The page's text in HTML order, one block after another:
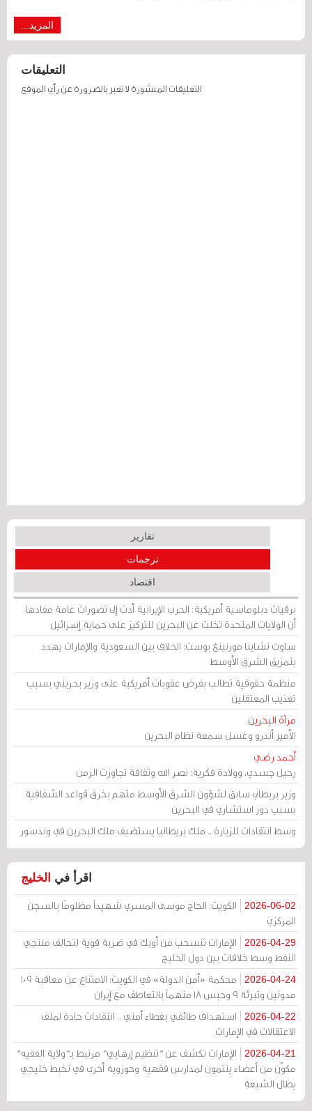
المزيد...
التعليقات
التعليقات المنشورة لا تعبر بالضرورة عن رأي الموقع
تقارير
ترجمات
اقتصاد
برقيات دبلوماسية أمريكية: الحرب الإيرانية أدت إلى تصورات عامة مفادها
أن الولايات المتحدة تخلت عن البحرين للتركيز على حماية إسرائيل
ساوث تشاينا مورنينغ بوست: الخلاف بين السعودية والإمارات يهدد
بتمزيق الشرق الأوسط
منظمة حقوقية تطالب بفرض عقوبات أمريكية على وزير بحريني بسبب
تعذيب المعتقلين
مرآة البحرين
الأمير أندرو وغسل سمعة نظام البحرين
أحمد رضي
رحيل جسدي، وولادة فكرية: نصر الله وثقافة تجاوزت الزمن
وزير بريطاني سابق لشؤون الشرق الأوسط متهم بخرق قواعد الشفافية
بسبب دور استشاري في البحرين
وسط انتقادات للزيارة .. ملك بريطانيا يستضيف ملك البحرين في وندسور
اقرأ في الخليج
2026-06-02
الكويت: الحاج موسى المسري شهيداً مظلومًا بالسجن
المركزي
2026-04-29
الإمارات تنسحب من أوبك في ضربة قوية لتحالف منتجي
النفط وسط خلافات بين دول الخليج
2026-04-24
محكمة «أمن الدولة» في الكويت: الامتناع عن معاقبة 109
مدونين وتبرئة 9 وحبس 18 متهماً بالتعاطف مع إيران
2026-04-22
استهداف طائفي بغطاء أمني .. انتقادات حادة لملف
الاعتقالات في الإمارات
2026-04-21
الإمارات تكشف عن "تنظيم إرهابي" مرتبط بـ"ولاية الفقيه"
مكوّن من أعضاء ينتمون لمدارس فقهية وحوزوية أخرى في تخبط خليجي
يطال الشيعة